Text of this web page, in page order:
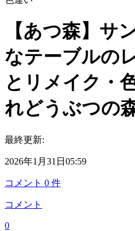
【あつ森】サ
なテーブルの
とリメイク・
れどうぶつの森
最終更新:
2026年1月31日05:59
コメント 0 件
コメント
0